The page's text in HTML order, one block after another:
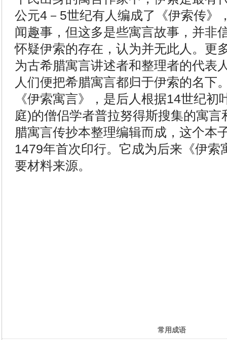
公元4－5世纪有人编成了《伊索传》
闻趣事，但这多是些寓言故事，并非
怀疑伊索的存在，认为并无此人。更
为古希腊寓言讲述者和整理者的代表
人们便把希腊寓言都归于伊索的名下
《伊索寓言》，是后人根据14世纪初
庭)的僧侣学者普拉努得斯搜集的寓言
腊寓言传抄本整理编辑而成，这个本
1479年首次印行。它成为后来《伊索
要材料来源。
常用成语